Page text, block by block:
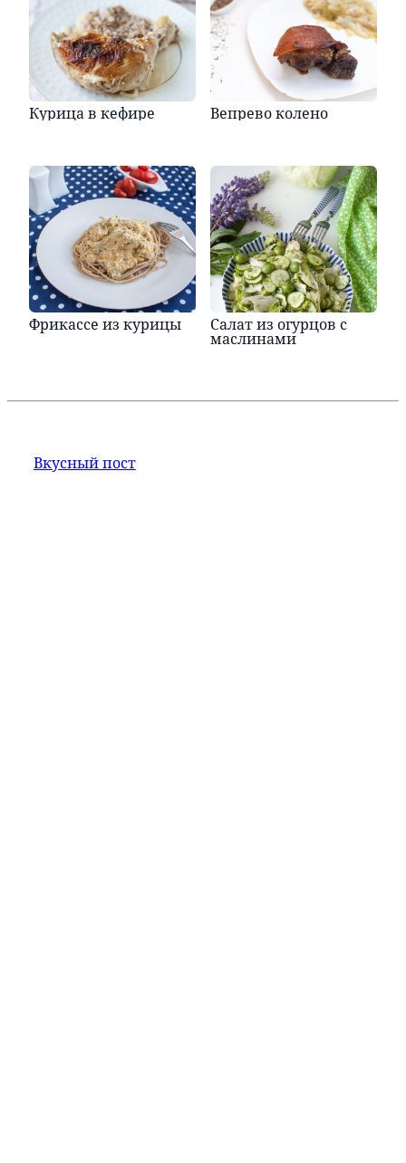
Курица в кефире Вепрево колено
Фрикассе из курицы Салат из огурцов с
маслинами
Вкусный пост